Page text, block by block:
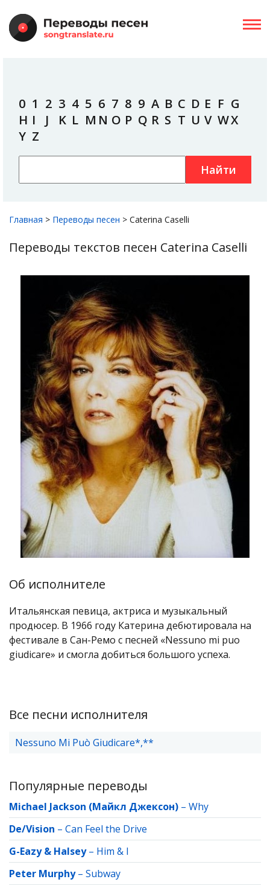
0 1 2 3 4 5 6 7 8 9 A B C D E F G
H I J K L M N O P Q R S T U V WX
Y Z
Найти
Главная > Переводы песен > Caterina Caselli
Переводы текстов песен Caterina Caselli
Об исполнителе
Итальянская певица, актриса и музыкальный
продюсер. В 1966 году Катерина дебютировала на
фестивале в Сан-Ремо с песней «Nessuno mi puo
giudicare» и смогла добиться большого успеха.
Все песни исполнителя
Nessuno Mi Può Giudicare*,**
Популярные переводы
Michael Jackson (Майкл Джексон) – Why
De/Vision – Can Feel the Drive
G-Eazy & Halsey– Him & I
Peter Murphy– Subway